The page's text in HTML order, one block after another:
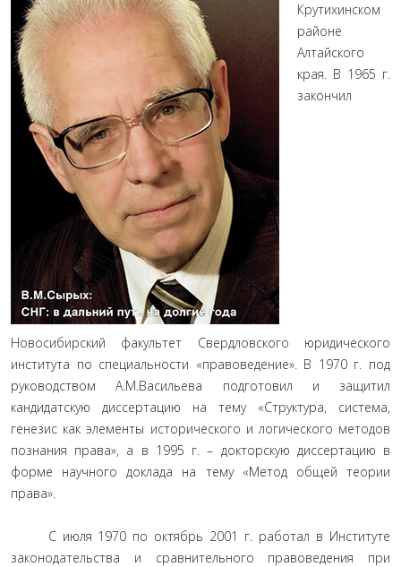
Крутихинском
районе
Алтайского
края. В 1965 г.
закончил
Новосибирский факультет Свердловского юридического
института по специальности «правоведение». В 1970 г. под
руководством А.М.Васильева подготовил и защитил
кандидатскую диссертацию на тему «Структура, система,
генезис как элементы исторического и логического методов
познания права», а в 1995 г. – докторскую диссертацию в
форме научного доклада на тему «Метод общей теории
права».
С июля 1970 по октябрь 2001 г. работал в Институте
законодательства и сравнительного правоведения при